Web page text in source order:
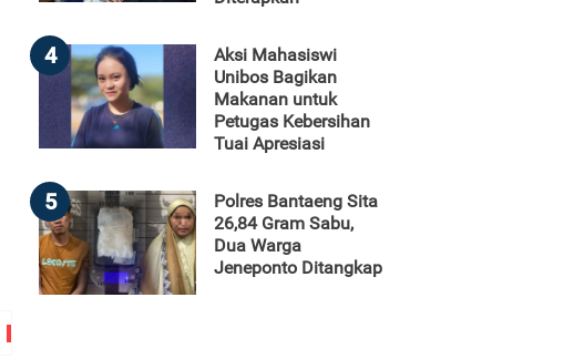
4
Aksi Mahasiswi
Unibos Bagikan
Makanan untuk
Petugas Kebersihan
Tuai Apresiasi
5
Polres Bantaeng Sita
26,84 Gram Sabu,
Dua Warga
Jeneponto Ditangkap